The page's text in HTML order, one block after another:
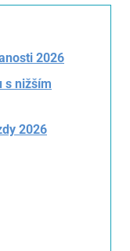
2026
s nižším
2026